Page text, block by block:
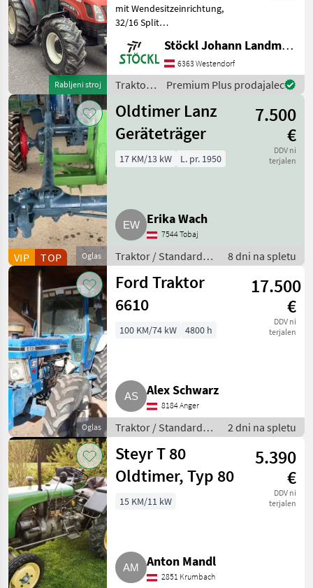
Prikaži
vse
(48)
MODEL
RS09/124
- GT 124
Super
Major
MARKETPLACE
Marketplace
Ponudbe
trgovcev
Mali
oglasi
Rabljeni stroj
mit Wendesitzeinrichtung,
32/16 Split
zusätzliche
Vorderradbremse, Kabine
mit Heizung, 3
Zusatzsteuergeräte,
Bereifung 14.9-20 und
540/65-28,
Stöckl Johann Landmaschinen GesmbH & Co KG
6363 Westendorf
Traktor /
Premium Plus prodajalec
Oglas
VIP TOP
Oldtimer Lanz
Geräteträger
7.500
€
DDV ni
terjalen
17 KM/13 kW L. pr. 1950
Erika Wach
7544 Tobaj
Traktor / Standardni
traktor
8 dni na spletu
Oglas
Ford Traktor
6610
17.500
€
DDV ni
terjalen
100 KM/74 kW 4800 h
Alex Schwarz
8184 Anger
Traktor / Standardni
traktor
2 dni na spletu
Steyr T 80
Oldtimer, Typ 80
5.390
€
DDV ni
terjalen
15 KM/11 kW
Anton Mandl
2851 Krumbach